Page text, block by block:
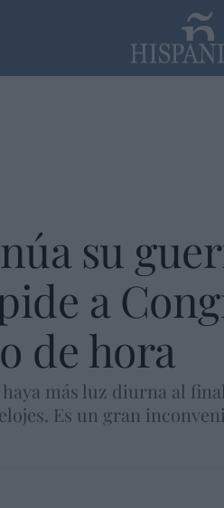
su
a
de hora
más luz diurna al
Es un gran